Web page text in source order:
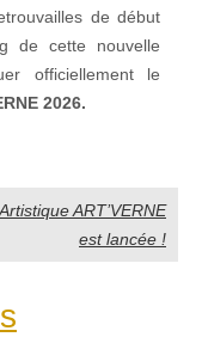
de début
de cette nouvelle
officiellement le
2026.
ART’VERNE
est lancée !